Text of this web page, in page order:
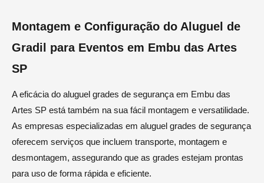
Montagem e Configuração do Aluguel de
Gradil para Eventos em Embu das Artes
SP
A eficácia do aluguel grades de segurança em Embu das
Artes SP está também na sua fácil montagem e versatilidade.
As empresas especializadas em aluguel grades de segurança
oferecem serviços que incluem transporte, montagem e
desmontagem, assegurando que as grades estejam prontas
para uso de forma rápida e eficiente.